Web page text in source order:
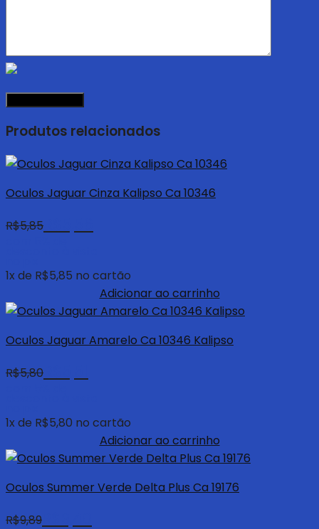
Produtos relacionados
Oculos Jaguar Cinza Kalipso Ca 10346
1x de R$5,85 no cartão
R$5,85
Adicionar ao carrinho
Oculos Jaguar Amarelo Ca 10346 Kalipso
1x de R$5,80 no cartão
R$5,80
Adicionar ao carrinho
Oculos Summer Verde Delta Plus Ca 19176
R$9,89